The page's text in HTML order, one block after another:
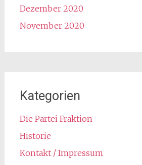
Dezember 2020
November 2020
Kategorien
Die Partei Fraktion
Historie
Kontakt / Impressum